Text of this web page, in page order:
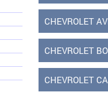
CHEVROLET
CHEVROLET
CHEVROLET